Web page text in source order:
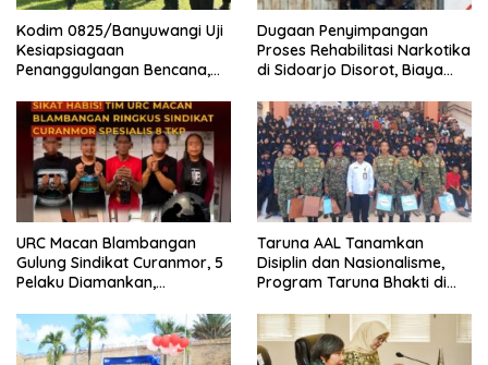
Kodim 0825/Banyuwangi Uji
Kesiapsiagaan
Penanggulangan Bencana,
Dugaan Penyimpangan
Proses Rehabilitasi Narkotika
di Sidoarjo Disorot, Biaya
Rekening Pribadi
URC Macan Blambangan
Gulung Sindikat Curanmor, 5
Pelaku Diamankan,
Banyuwangi
Taruna AAL Tanamkan
Disiplin dan Nasionalisme,
Program Taruna Bhakti di